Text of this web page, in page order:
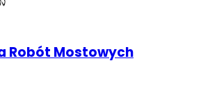
Robót Mostowych